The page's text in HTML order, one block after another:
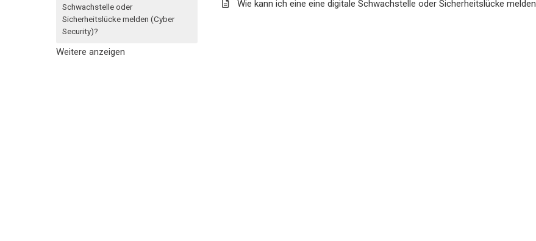
Schwachstelle oder
Sicherheitslücke melden (Cyber
Security)?
Weitere anzeigen
Wie kann ich eine eine digitale Schwachstelle oder Sicherheitslücke